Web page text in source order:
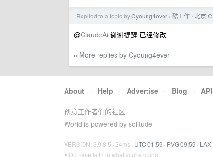
Replied to a topic byCyoung4ever › 酷工作 › 北京
@ClaudeAi 谢谢提醒 已经修改
» More replies by Cyoung4ever
About · Help · Advertise · Blog · API
创意工作者们的社区
World is powered by solitude
VERSION: 3.9.8.5 · 24ms · UTC 01:59 · PVG 09:59 · LAX
♥ Do have faith in what you're doing.